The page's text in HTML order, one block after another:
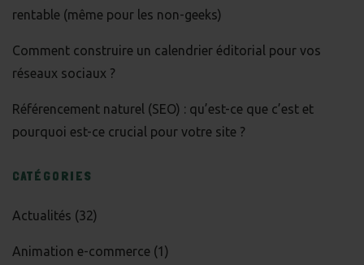
rentable (même pour les non-geeks)
Comment construire un calendrier éditorial pour vos
réseaux sociaux ?
Référencement naturel (SEO) : qu’est-ce que c’est et
pourquoi est-ce crucial pour votre site ?
CATÉGORIES
Actualités (32)
Animation e-commerce (1)